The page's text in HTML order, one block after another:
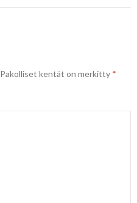
Pakolliset kentät on merkitty *